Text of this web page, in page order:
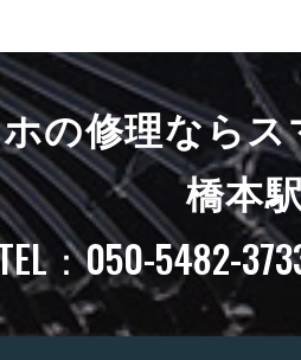
の修理なら
橋本
：050-5482-